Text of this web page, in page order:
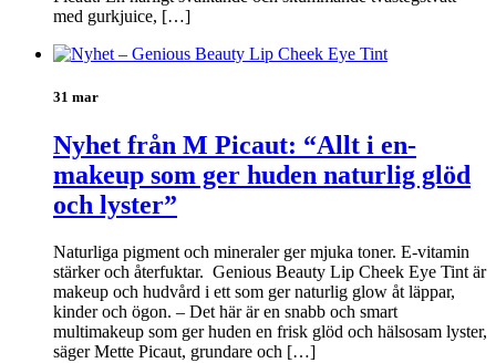
med gurkjuice, […]
31 mar
Nyhet från M Picaut: “Allt i en-
makeup som ger huden naturlig glöd
och lyster”
Naturliga pigment och mineraler ger mjuka toner. E-vitamin
stärker och återfuktar. Genious Beauty Lip Cheek Eye Tint är
makeup och hudvård i ett som ger naturlig glow åt läppar,
kinder och ögon. – Det här är en snabb och smart
multimakeup som ger huden en frisk glöd och hälsosam lyster,
säger Mette Picaut, grundare och […]